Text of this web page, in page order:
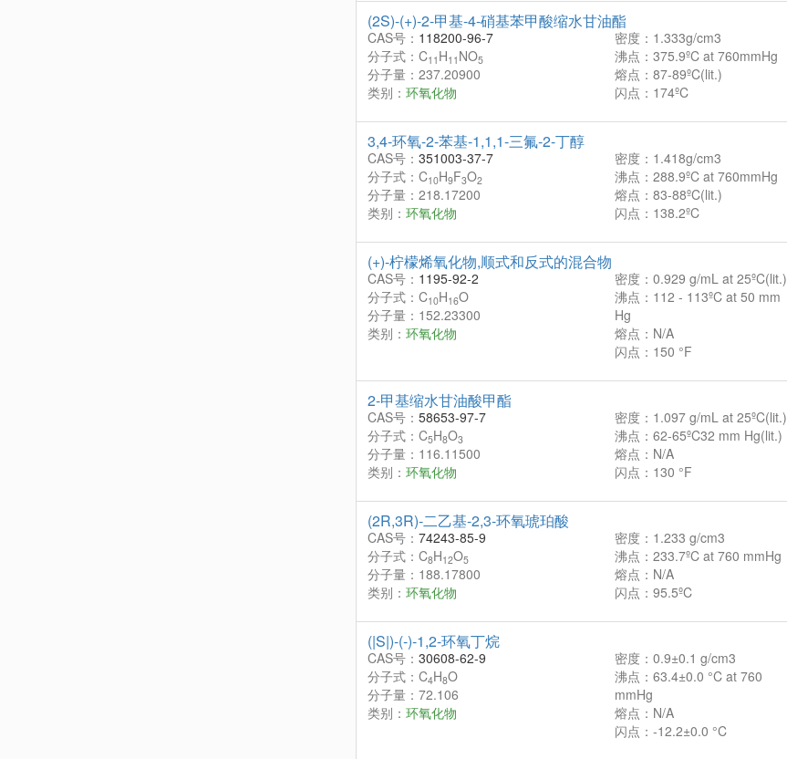
(2S)-(+)-2-甲基-4-硝基苯甲酸缩水甘油酯
CAS号： 118200-96-7
分子式：C11 H11 NO5
分子量：237.20900
类别： 环氧化物
密度：1.333g/cm3
沸点：375.9ºC at 760mmHg
熔点：87-89ºC(lit.)
闪点：174ºC
3,4-环氧-2-苯基-1,1,1-三氟-2-丁醇
CAS号： 351003-37-7
分子式：C10H9F3O2
分子量：218.17200
类别： 环氧化物
密度：1.418g/cm3
沸点：288.9ºC at 760mmHg
熔点：83-88ºC(lit.)
闪点：138.2ºC
(+)-柠檬烯氧化物,顺式和反式的混合物
CAS号： 1195-92-2
分子式：C10H16O
分子量：152.23300
类别： 环氧化物
密度：0.929 g/mL at 25ºC(lit.)
沸点：112 - 113ºC at 50 mm
Hg
熔点：N/A
闪点：150 °F
2-甲基缩水甘油酸甲酯
CAS号： 58653-97-7
分子式：C5H8O3
分子量：116.11500
类别： 环氧化物
密度：1.097 g/mL at 25ºC(lit.)
沸点：62-65ºC32 mm Hg(lit.)
熔点：N/A
闪点：130 °F
(2R,3R)-二乙基-2,3-环氧琥珀酸
CAS号： 74243-85-9
分子式：C8H12O5
分子量：188.17800
类别： 环氧化物
密度：1.233 g/cm3
沸点：233.7ºC at 760 mmHg
熔点：N/A
闪点：95.5ºC
(|S|)-(-)-1,2-环氧丁烷
CAS号： 30608-62-9
分子式：C4H8O
分子量：72.106
类别： 环氧化物
密度：0.9±0.1 g/cm3
沸点：63.4±0.0 °C at 760
mmHg
熔点：N/A
闪点：-12.2±0.0 °C